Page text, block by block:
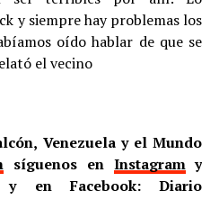
y siempre hay problemas los
oído hablar de que se
el vecino
Venezuela y el Mundo
síguenos en Instagramy
y en Facebook: Diario